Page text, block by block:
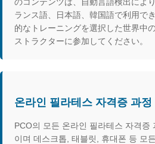
ランス語、日本語、韓国語で利用で
的なトレーニングを選択した世界中
ストラクターに参加してください。
온라인 필라테스 자격증 과정
PCO의 모든 온라인 필라테스 자격증
이며 데스크톱, 태블릿, 휴대폰 등 모